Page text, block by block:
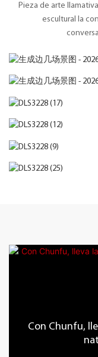
Pieza de arte
escultural la
Con Chunfu,